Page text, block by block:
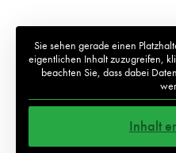
Sie sehen gerade einen
eigentlichen Inhalt zuzugreifen,
beachten Sie, dass dabei
Inhalt